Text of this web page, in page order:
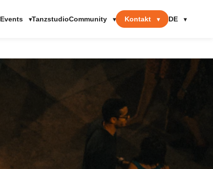
Events ▾TanzstudioCommunity ▾ Kontakt ▾ DE ▾